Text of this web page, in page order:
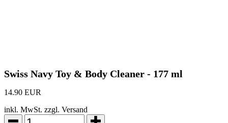
Swiss Navy Toy & Body Cleaner - 177 ml
14.90 EUR
inkl. MwSt. zzgl. Versand